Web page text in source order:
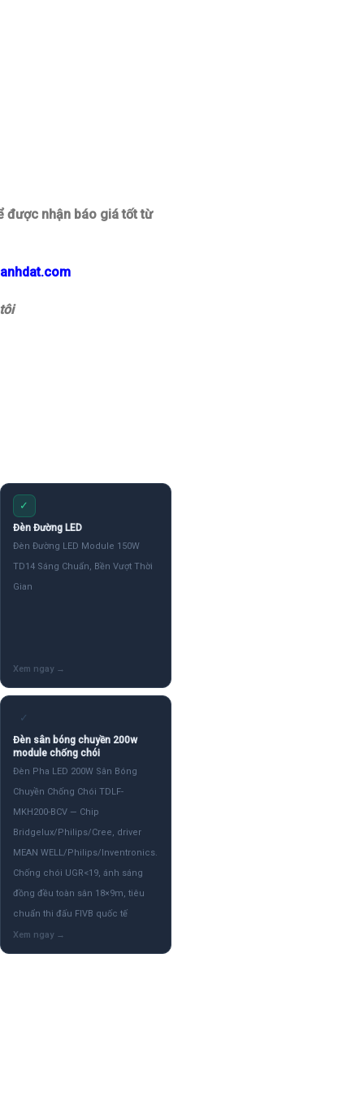
được nhận báo giá tốt từ
✓
Đèn Đường LED
Đèn Đường LED Module 150W
TD14 Sáng Chuẩn, Bền Vượt Thời
Gian
✓
Đèn sân bóng chuyền 200w
module chống chói
Đèn Pha LED 200W Sân Bóng
Chuyền Chống Chói TDLF-
MKH200-BCV — Chip
Bridgelux/Philips/Cree, driver
MEAN WELL/Philips/Inventronics.
Chống chói UGR<19, ánh sáng
đồng đều toàn sân 18×9m, tiêu
chuẩn thi đấu FIVB quốc tế